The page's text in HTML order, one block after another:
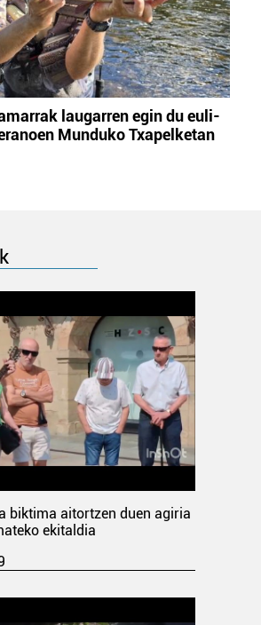
laugarren egin du euli-
Munduko Txapelketan
biktima aitortzen duen agiria
ekitaldia